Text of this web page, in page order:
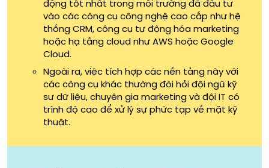
động tốt nhất trong môi trường đã đầu tư
vào các công cụ công nghệ cao cấp như hệ
thống CRM, công cụ tự động hóa marketing
hoặc hạ tầng cloud như AWS hoặc Google
Cloud.
Ngoài ra, việc tích hợp các nền tảng này với
các công cụ khác thường đòi hỏi đội ngũ kỹ
sư dữ liệu, chuyên gia marketing và đội IT có
trình độ cao để xử lý sự phức tạp về mặt kỹ
thuật.